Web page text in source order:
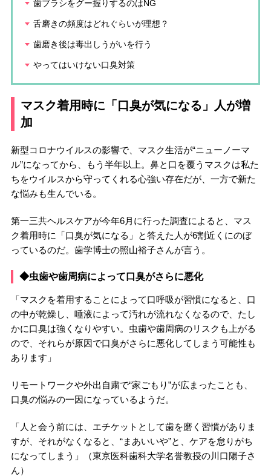
歯ブラシをグー握りするのはNG
舌磨きの頻度はどれぐらいが理想？
歯磨き後は毒出しうがいを行う
やってはいけない口臭対策
マスク着用時に「口臭が気になる」人が増
加
新型コロナウイルスの影響で、マスク生活が“ニューノーマ
ル”になってから、もう半年以上。鼻と口を覆うマスクは私た
ちをウイルスから守ってくれる心強い存在だが、一方で新た
な悩みも生んでいる。
第一三共ヘルスケアが今年6月に行った調査によると、マス
ク着用時に「口臭が気になる」と答えた人が6割近くにのぼ
っているのだ。歯学博士の照山裕子さんが言う。
◆虫歯や歯周病によって口臭がさらに悪化
「マスクを着用することによって口呼吸が習慣になると、口
の中が乾燥し、唾液によって汚れが流れなくなるので、たし
かに口臭は強くなりやすい。虫歯や歯周病のリスクも上がる
ので、それらが原因で口臭がさらに悪化してしまう可能性も
あります」
リモートワークや外出自粛で“家ごもり”が広まったことも、
口臭の悩みの一因になっているようだ。
「人と会う前には、エチケットとして歯を磨く習慣がありま
すが、それがなくなると、“まあいいや”と、ケアを怠りがち
になってしまう」（東京医科歯科大学名誉教授の川口陽子さ
ん）